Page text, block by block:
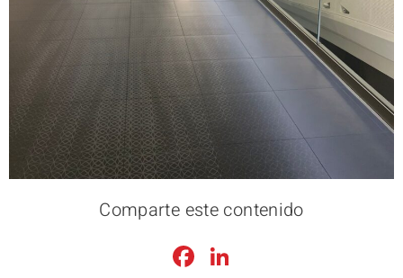
Comparte este contenido
Facebook